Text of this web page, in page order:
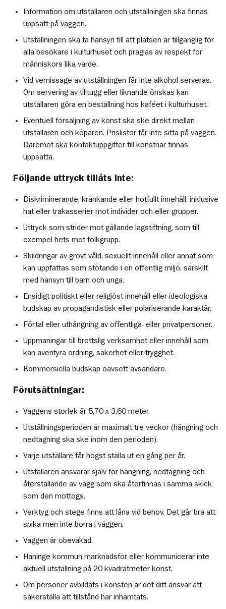
Information om utställaren och utställningen ska finnas
uppsatt på väggen.
Utställningen ska ta hänsyn till att platsen är tillgänglig för
alla besökare i kulturhuset och präglas av respekt för
människors lika värde.
Vid vernissage av utställningen får inte alkohol serveras.
Om servering av tilltugg eller liknande önskas kan
utställaren göra en beställning hos kaféet i kulturhuset.
Eventuell försäljning av konst ska ske direkt mellan
utställaren och köparen. Prislistor får inte sitta på väggen.
Däremot ska kontaktuppgifter till konstnär finnas
uppsatta.
Följande uttryck tillåts inte:
Diskriminerande, kränkande eller hotfullt innehåll, inklusive
hat eller trakasserier mot individer och eller grupper.
Uttryck som strider mot gällande lagstiftning, som till
exempel hets mot folkgrupp.
Skildringar av grovt våld, sexuellt innehåll eller annat som
kan uppfattas som stötande i en offentlig miljö, särskilt
med hänsyn till barn och unga.
Ensidigt politiskt eller religiöst innehåll eller ideologiska
budskap av propagandistisk eller polariserande karaktär.
Förtal eller uthängning av offentliga- eller privatpersoner.
Uppmaningar till brottslig verksamhet eller innehåll som
kan äventyra ordning, säkerhet eller trygghet.
Kommersiella budskap oavsett avsändare.
Förutsättningar:
Väggens storlek är 5,70 x 3,60 meter.
Utställningsperioden är maximalt tre veckor (hängning och
nedtagning ska ske inom den perioden).
Varje utställare får högst ställa ut en gång per år.
Utställaren ansvarar själv för hängning, nedtagning och
återställande av vägg som ska återfinnas i samma skick
som den mottogs.
Verktyg och stege finns att låna vid behov. Det går bra att
spika men inte borra i väggen.
Väggen är obevakad.
Haninge kommun marknadsför eller kommunicerar inte
aktuell utställning på 20 kvadratmeter konst.
Om personer avbildats i konsten är det ditt ansvar att
säkerställa att tillstånd har inhämtats.